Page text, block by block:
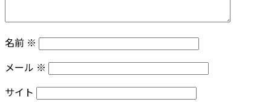
名前 ※
メール ※
サイト